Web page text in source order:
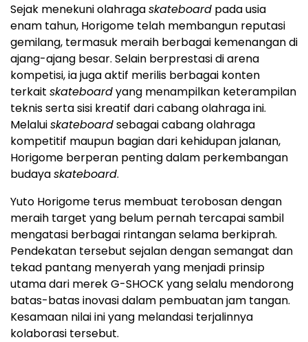
Sejak menekuni olahragaskateboard pada usia
enam tahun, Horigome telah membangun reputasi
gemilang, termasuk meraih berbagai kemenangan di
ajang-ajang besar. Selain berprestasi di arena
kompetisi, ia juga aktif merilis berbagai konten
terkait skateboardyang menampilkan keterampilan
teknis serta sisi kreatif dari cabang olahraga ini.
Melaluiskateboardsebagai cabang olahraga
kompetitif maupun bagian dari kehidupan jalanan,
Horigome berperan penting dalam perkembangan
budayaskateboard.
Yuto Horigome terus membuat terobosan dengan
meraih target yang belum pernah tercapai sambil
mengatasi berbagai rintangan selama berkiprah.
Pendekatan tersebut sejalan dengan semangat dan
tekad pantang menyerah yang menjadi prinsip
utama dari merek G-SHOCK yang selalu mendorong
batas-batas inovasi dalam pembuatan jam tangan.
Kesamaan nilai ini yang melandasi terjalinnya
kolaborasi tersebut.